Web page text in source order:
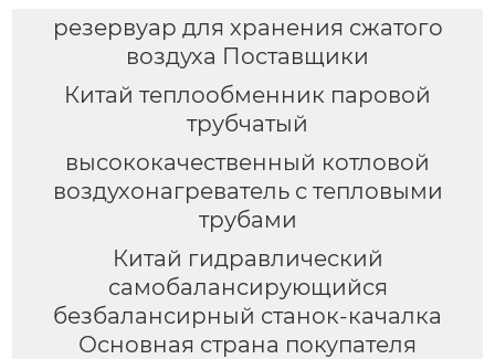
резервуар для хранения сжатого
воздуха Поставщики
Китай теплообменник паровой
трубчатый
высококачественный котловой
воздухонагреватель с тепловыми
трубами
Китай гидравлический
самобалансирующийся
безбалансирный станок-качалка
Основная страна покупателя